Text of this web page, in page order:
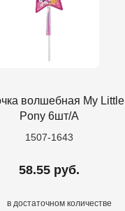
волшебная My Little
Pony 6шт/A
1507-1643
58.55 руб.
в достаточном количестве